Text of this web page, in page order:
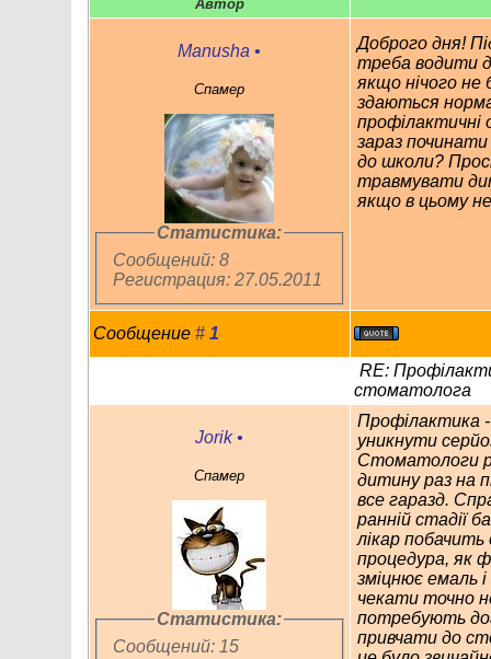
Автор
Manusha •
Спамер
Статистика:
Сообщений: 8
Регистрация: 27.05.2011
Доброго дня!
треба водити
якщо нічого не
здаються
профілактичні
зараз
до школи?
травмувати
якщо в цьому
Сообщение # 1
RE:
стоматолога
Jorik •
Спамер
Статистика:
Сообщений: 15
Профілактика
уникнути
Стоматологи
дитину раз на
все гаразд.
ранній стадії
лікар
процедура, як
зміцнює емаль
чекати точно
потребують
привчати до